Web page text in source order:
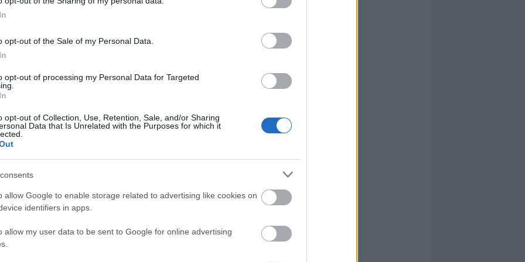
opt-out of the Sale of my Personal Data.
opt-out of processing my Personal Data for Targeted
opt-out of Collection, Use, Retention, Sale, and/or Sharing
Data that Is Unrelated with the Purposes for which it
allow Google to enable storage related to advertising like cookies on
identifiers in apps.
allow my user data to be sent to Google for online advertising
guardametas con mejor perspectiva de puntos.
23
julio 2022 Por
porteros pueden ser los más recomendables para la nueva
2021/22? Comunio Magazine te trae un análisis
de cómo funcionan las valoraciones en esta posición y
guardametas con mejor perspectiva de puntos.
Leer más »
los porteros más recomendables para 2021/22